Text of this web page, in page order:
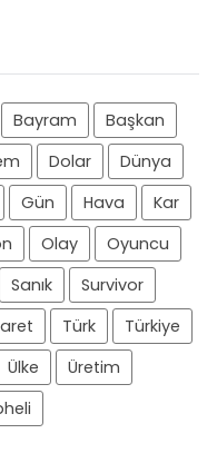
Bayram
Başkan
Dolar
Dünya
Gün Hava
Kar
Olay
Oyuncu
Sanık
Survivor
Türk
Türkiye
Ülke
Üretim